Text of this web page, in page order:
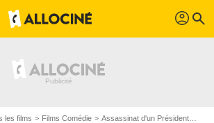
profil search
les films Films Comédie Assassinat d'un Président